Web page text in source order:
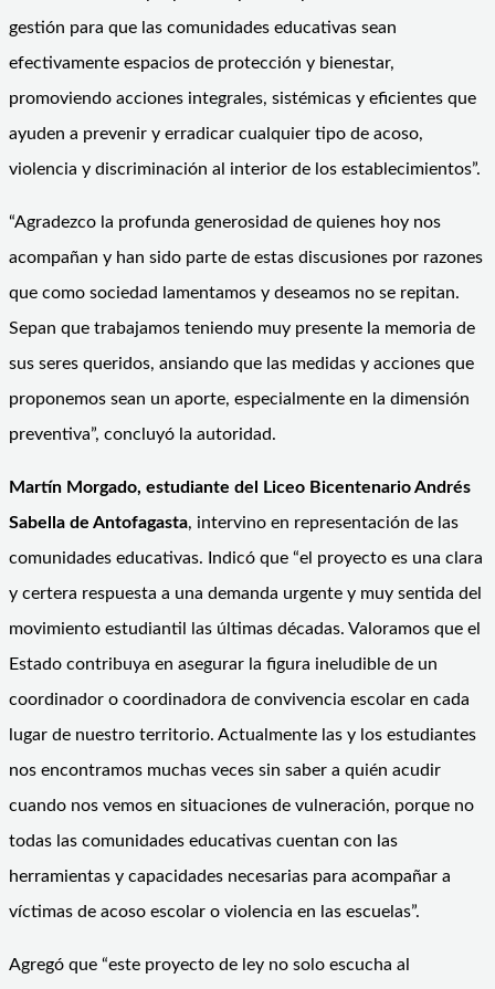
gestión para que las comunidades educativas sean
efectivamente espacios de protección y bienestar,
promoviendo acciones integrales, sistémicas y eficientes que
ayuden a prevenir y erradicar cualquier tipo de acoso,
violencia y discriminación al interior de los establecimientos”.
“Agradezco la profunda generosidad de quienes hoy nos
acompañan y han sido parte de estas discusiones por razones
que como sociedad lamentamos y deseamos no se repitan.
Sepan que trabajamos teniendo muy presente la memoria de
sus seres queridos, ansiando que las medidas y acciones que
proponemos sean un aporte, especialmente en la dimensión
preventiva”, concluyó la autoridad.
Martín Morgado, estudiante del Liceo Bicentenario Andrés
Sabella de Antofagasta, intervino en representación de las
comunidades educativas. Indicó que “el proyecto es una clara
y certera respuesta a una demanda urgente y muy sentida del
movimiento estudiantil las últimas décadas. Valoramos que el
Estado contribuya en asegurar la figura ineludible de un
coordinador o coordinadora de convivencia escolar en cada
lugar de nuestro territorio. Actualmente las y los estudiantes
nos encontramos muchas veces sin saber a quién acudir
cuando nos vemos en situaciones de vulneración, porque no
todas las comunidades educativas cuentan con las
herramientas y capacidades necesarias para acompañar a
víctimas de acoso escolar o violencia en las escuelas”.
Agregó que “este proyecto de ley no solo escucha al